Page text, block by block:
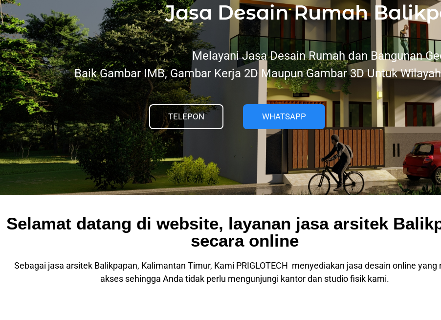
Jasa Desain Rumah
Melayani Jasa Desain Rumah dan Bangunan
Baik Gambar IMB, Gambar Kerja 2D Maupun Gambar 3D Untuk
TELEPON WHATSAPP
Selamat datang di website, layanan jasa arsitek
secara online
Sebagai jasa arsitek Balikpapan, Kalimantan Timur, Kami PRIGLOTECH menyediakan jasa desain online yang
akses sehingga Anda tidak perlu mengunjungi kantor dan studio fisik kami.